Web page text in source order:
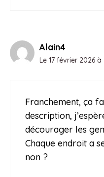
Alain4
Le 17 février 2026 à
Franchement, ça
description,
décourager les
Chaque endroit a
non ?